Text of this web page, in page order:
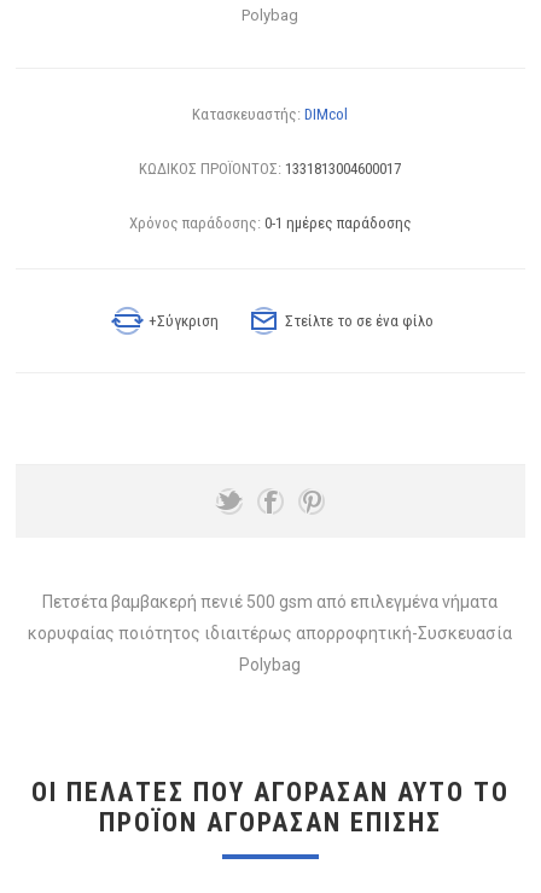
Polybag
Κατασκευαστής: DIMcol
ΚΩΔΙΚΟΣ ΠΡΟΪΟΝΤΟΣ: 1331813004600017
Χρόνος παράδοσης: 0-1 ημέρες παράδοσης
+Σύγκριση Στείλτε το σε ένα φίλο
Πετσέτα βαμβακερή πενιέ 500 gsm από επιλεγμένα νήματα
κορυφαίας ποιότητος ιδιαιτέρως απορροφητική-Συσκευασία
Polybag
ΟΙ ΠΕΛΆΤΕΣ ΠΟΥ ΑΓΌΡΑΣΑΝ ΑΥΤΌ ΤΟ
ΠΡΟΪΌΝ ΑΓΌΡΑΣΑΝ ΕΠΊΣΗΣ